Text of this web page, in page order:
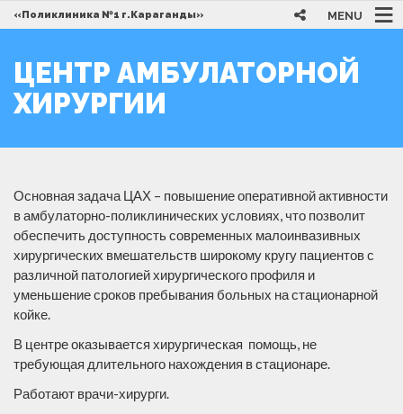
«Поликлиника №1 г.Караганды» MENU
ЦЕНТР АМБУЛАТОРНОЙ
ХИРУРГИИ
Основная задача ЦАХ – повышение оперативной активности
в амбулаторно-поликлинических условиях, что позволит
обеспечить доступность современных малоинвазивных
хирургических вмешательств широкому кругу пациентов с
различной патологией хирургического профиля и
уменьшение сроков пребывания больных на стационарной
койке.
В центре оказывается хирургическая помощь, не
требующая длительного нахождения в стационаре.
Работают врачи-хирурги.